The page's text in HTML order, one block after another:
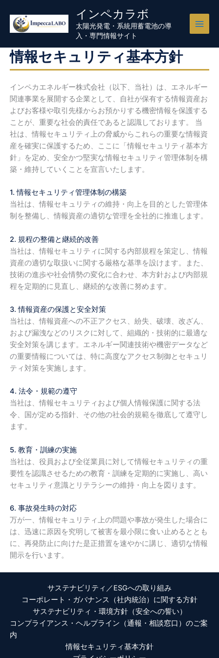
インペカラボ
太陽光発電・系統用蓄電池の導
入・専門情報サイト
情報セキュリティ基本方針
インペカエネルギー株式会社（以下、当社）は、エネルギー
関連事業を展開する企業として、自社が保有する情報資産お
よびお客様や取引先様からお預かりする機密情報を保護する
ことが、重要な社会的責任であると認識しております。 当
社は、情報セキュリティ上の脅威からこれらの重要な情報資
産を確実に保護するため、ここに「情報セキュリティ基本方
針」を定め、安全かつ堅実な情報セキュリティ管理体制を構
築・維持していくことを宣言いたします。
1. 情報セキュリティ管理体制の構築
当社は、情報セキュリティの維持・向上を目的とした管理体
制を整備し、情報資産の適切な管理を全社的に推進します。
2. 規程の整備と継続的改善
当社は、情報セキュリティに関する内部規程を策定し、情報
資産の適切な取扱いに関する厳格な基準を設けます。また、
技術の進歩や社会情勢の変化に合わせ、本方針および内部規
程を定期的に見直し、継続的な改善に努めます。
3. 情報資産の保護と安全対策
当社は、情報資産への不正アクセス、紛失、破壊、改ざん、
および漏洩などのリスクに対して、組織的・技術的に最適な
安全対策を講じます。エネルギー関連技術や機密データなど
の重要情報については、特に高度なアクセス制御とセキュリ
ティ対策を実施します。
4. 法令・規範の遵守
当社は、情報セキュリティおよび個人情報保護に関する法
令、国が定める指針、その他の社会的規範を徹底して遵守し
ます。
5. 教育・訓練の実施
当社は、役員および全従業員に対して情報セキュリティの重
要性を認識させるための教育・訓練を定期的に実施し、高い
セキュリティ意識とリテラシーの維持・向上を図ります。
6. 事故発生時の対応
万が一、情報セキュリティ上の問題や事故が発生した場合に
は、迅速に原因を究明して被害を最小限に食い止めるととも
に、再発防止に向けた是正措置を速やかに講じ、適切な情報
開示を行います。
サステナビリティ／ESGへの取り組み
コーポレート・ガバナンス（社内統治）に関する方針
サステナビリティ・環境方針（安全への誓い）
コンプライアンス・ヘルプライン（通報・相談窓口）のご案
内
情報セキュリティ基本方針